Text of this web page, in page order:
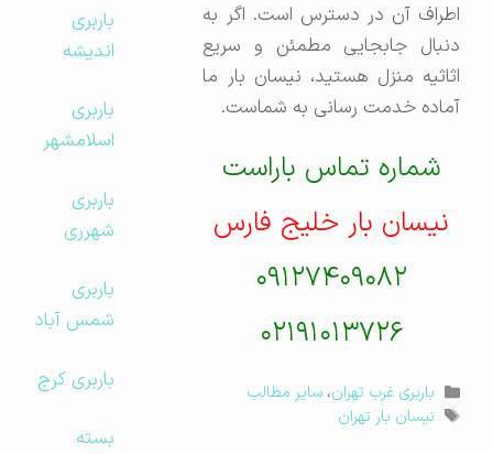
اطراف آن در دسترس است. اگر به
دنبال جابجایی مطمئن و سریع
اثاثیه منزل هستید، نیسان بار ما
آماده خدمت رسانی به شماست.
شماره تماس باراست
نیسان بار خلیج فارس
۰۹۱۲۷۴۰۹۰۸۲
۰۲۱۹۱۰۱۳۷۲۶
دسته‌ها
باربری غرب تهران ،سایر مطالب
برچسب‌ها
نیسان بار تهران
باربری
اندیشه
باربری
اسلامشهر
باربری
شهرری
باربری
شمس آباد
باربری کرج
بسته